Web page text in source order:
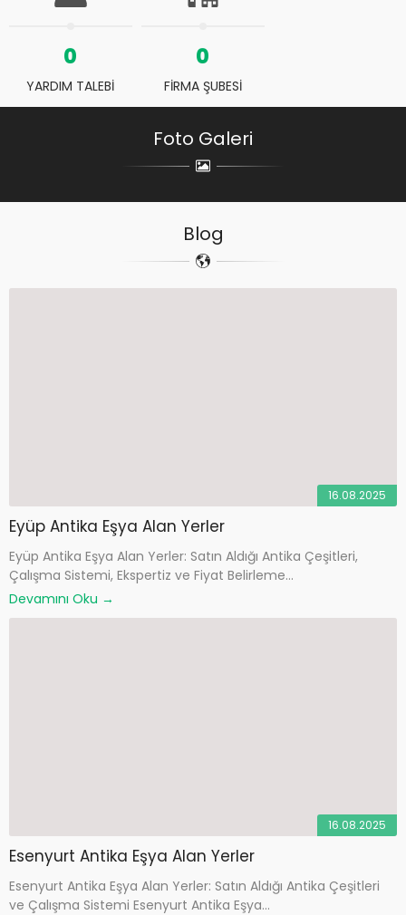
0
YARDIM TALEBİ
0
FİRMA ŞUBESİ
Foto Galeri
Blog
16.08.2025
Eyüp Antika Eşya Alan Yerler
Eyüp Antika Eşya Alan Yerler: Satın Aldığı Antika Çeşitleri,
Çalışma Sistemi, Ekspertiz ve Fiyat Belirleme...
Devamını Oku →
16.08.2025
Esenyurt Antika Eşya Alan Yerler
Esenyurt Antika Eşya Alan Yerler: Satın Aldığı Antika Çeşitleri
ve Çalışma Sistemi Esenyurt Antika Eşya...